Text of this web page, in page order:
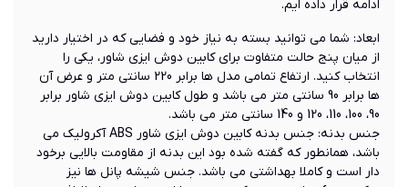
ادامه قرار داده ایم.
ابعاد: شما می توانید بسته به نیاز خود و فضایی که در اختیار دارید
از میان پنج حالت متفاوت برای کابین دوش ایزی شاور، یکی را
انتخاب کنید. ارتفاع تمامی مدل ها برابر 220 سانتی متر و عرض آن
ها برابر 90 سانتی متر می باشد و طول کابین دوش ایزی شاور برابر
90، 100، 110، 120 و 140 سانتی متر می باشد.
جنس بدنه: جنس بدنه کابین دوش ایزی شاور ABS آکرولیک می
باشد، همانطور که گفته شده بود این بدنه از مقاومت بالایی برخود
دار است و کاملا بهداشتی می باشد. جنس شیشه پانل ها نیز